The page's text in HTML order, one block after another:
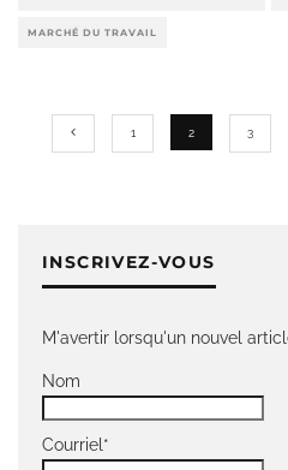
MARCHÉ DU TRAVAIL
1 2 3
INSCRIVEZ-VOUS
M'avertir lorsqu'un nouvel
Nom
Courriel*